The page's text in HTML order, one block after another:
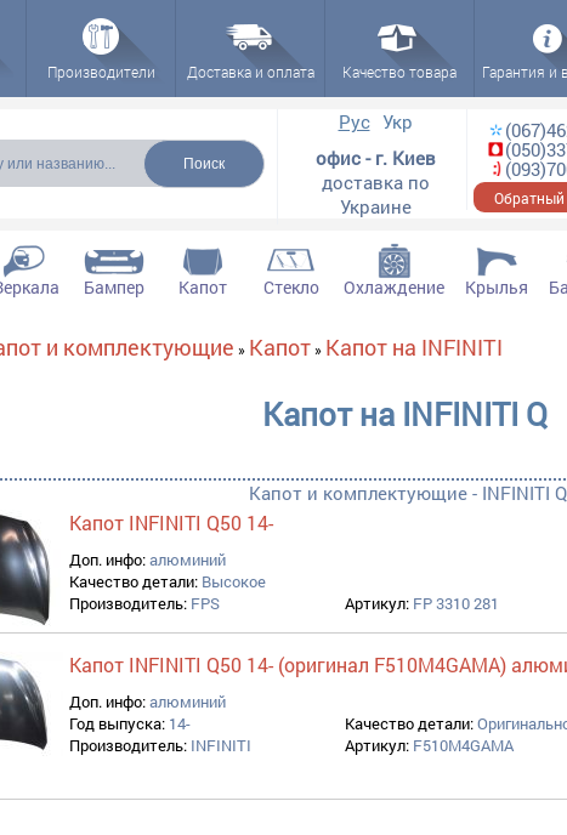
Производители Доставка и оплата Качество товара Гарантия и
Рус Укр
офис - г. Киев
доставка по
Украине
Обратный
Бампер Капот Стекло Охлаждение Крылья
и комплектующие » Капот» Капот на INFINITI
Капот на INFINITI Q
Капот и комплектующие - INFINITI Q
Капот INFINITI Q50 14-
Доп. инфо:алюминий
Качество детали: Высокое
Производитель: FPS Артикул: FP 3310 281
Капот INFINITI Q50 14- (оригинал F510M4GAMA)
Доп. инфо:алюминий
Год выпуска: 14- Качество детали:
Производитель: INFINITI Артикул: F510M4GAMA